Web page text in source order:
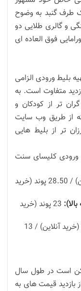
طرف گنبد به وضوح
و گالری طلایی دو
فوق العاده ای
بلیط ورودی الزامی
متفاوت است. به
تر از کودکان و
از طریق وب سایت
تر از بلیط هایی
قیمت بلیط ورودی کلیسای سنت
25.50 پوند (خرید آنلاین) / 28.50 پوند (خرید
23 پوند (خرید
11.50 پوند (خرید آنلاین) / 13
است در طول سال
بازدید قیمت های به